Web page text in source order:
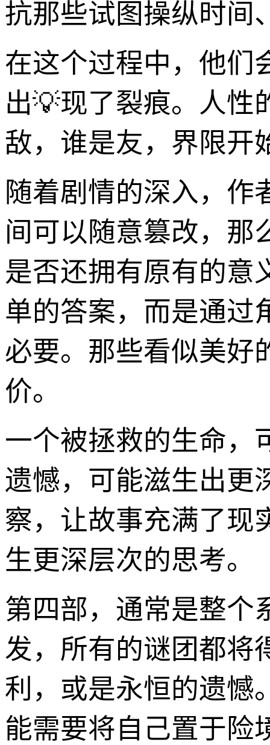
抗那些试图操纵时间
在这个过程中，他们
出💡现了裂痕。人性
敌，谁是友，界限开
随着剧情的深入，作
间可以随意篡改，那
是否还拥有原有的意
单的答案，而是通过
必要。那些看似美好
价。
一个被拯救的生命，
遗憾，可能滋生出更
察，让故事充满了现
生更深层次的思考。
第四部，通常是整个
发，所有的谜团都将
利，或是永恒的遗憾
能需要将自己置于险